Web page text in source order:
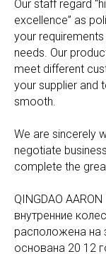
Our staff regard
excellence” as
your
needs. Our
meet different
your supplier and
smooth.
We are sincerely
negotiate
complete the
QINGDAO
внутренние
расположена
основана 20 12